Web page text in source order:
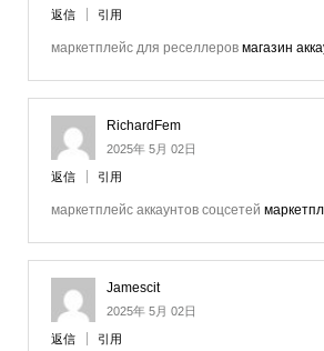
返信 引用
маркетплейс для реселлеров магазин
RichardFem
2025年 5月 02日
返信 引用
маркетплейс аккаунтов соцсетей
Jamescit
2025年 5月 02日
返信 引用